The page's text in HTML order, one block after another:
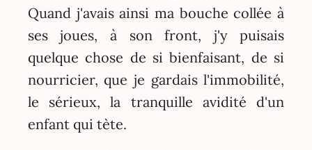
Quand j'avais ainsi ma bouche collée à
ses joues, à son front, j'y puisais
quelque chose de si bienfaisant, de si
nourricier, que je gardais l'immobilité,
le sérieux, la tranquille avidité d'un
enfant qui tète.